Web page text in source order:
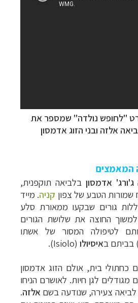
"לחופש נולדה" שמספר את
אלזה ובני הזוג אדמסון
המאמצים
ג'ורג' אדמסון בלביאה תוקפנית,
הטבע של צפון קניה. מייד
גורים שבקעו ממאורת סלע
החוצה את שלושת הגורים
לטיפולה המסור של אשתו
) בביתם באיסיולו (
Isiolo
).
כחתולי בית, אולם הזוג אדמסון
מגודלים לגן חיות. לאושרם הניחו
צעירה, שנודעה בשם אלזה.